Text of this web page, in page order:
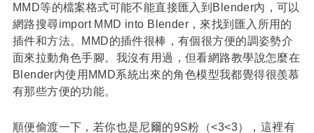
MMD等的檔案格式可能不能直接匯入到Blender內，可以
網路搜尋import MMD into Blender，來找到匯入所用的
插件和方法。MMD的插件很棒，有個很方便的調姿勢介
面來拉動角色手腳。我沒有用過，但看網路教學說怎麼在
Blender內使用MMD系統出來的角色模型我都覺得很羨慕
有那些方便的功能。
順便偷渡一下，若你也是尼爾的9S粉（<3<3），這裡有